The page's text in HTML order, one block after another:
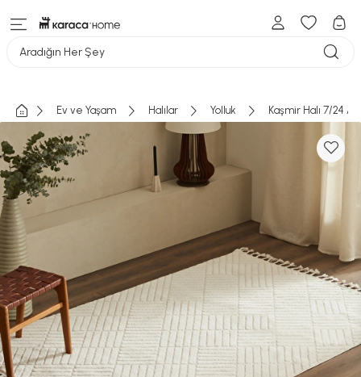
Aradığın Her Şey
Ev ve Yaşam Halılar Yolluk Kaşmir Halı 7/24